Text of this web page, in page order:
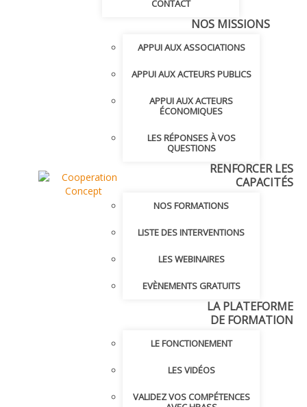
CONTACT
NOS MISSIONS
APPUI AUX ASSOCIATIONS
APPUI AUX ACTEURS PUBLICS
APPUI AUX ACTEURS
ÉCONOMIQUES
LES RÉPONSES À VOS
QUESTIONS
RENFORCER LES
CAPACITÉS
NOS FORMATIONS
LISTE DES INTERVENTIONS
LES WEBINAIRES
EVÈNEMENTS GRATUITS
LA PLATEFORME
DE FORMATION
LE FONCTIONEMENT
LES VIDÉOS
VALIDEZ VOS COMPÉTENCES